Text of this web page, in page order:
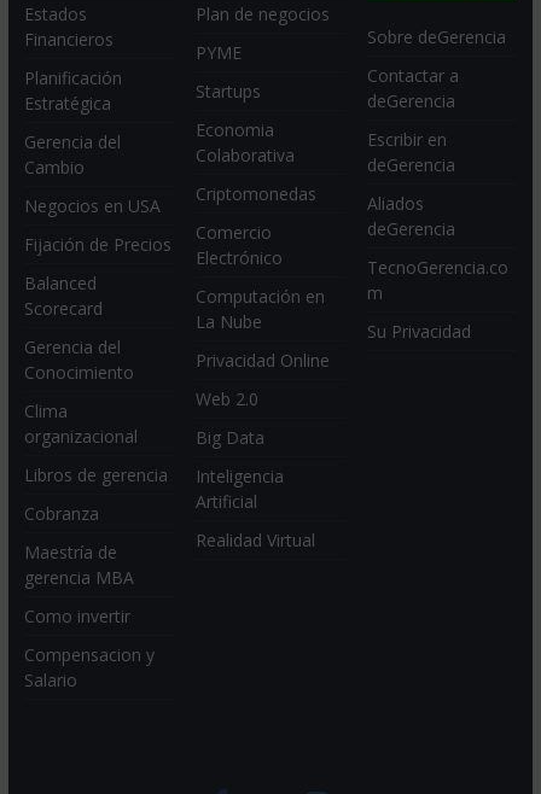
Estados
Financieros
Planificación
Estratégica
Gerencia del
Cambio
Negocios en USA
Fijación de Precios
Balanced
Scorecard
Gerencia del
Conocimiento
Clima
organizacional
Libros de gerencia
Cobranza
Maestría de
gerencia MBA
Como invertir
Compensacion y
Salario
Plan de negocios
PYME
Startups
Economia
Colaborativa
Criptomonedas
Comercio
Electrónico
Computación en
La Nube
Privacidad Online
Web 2.0
Big Data
Inteligencia
Artificial
Realidad Virtual
Sobre deGerencia
Contactar a
deGerencia
Escribir en
deGerencia
Aliados
deGerencia
TecnoGerencia.co
m
Su Privacidad